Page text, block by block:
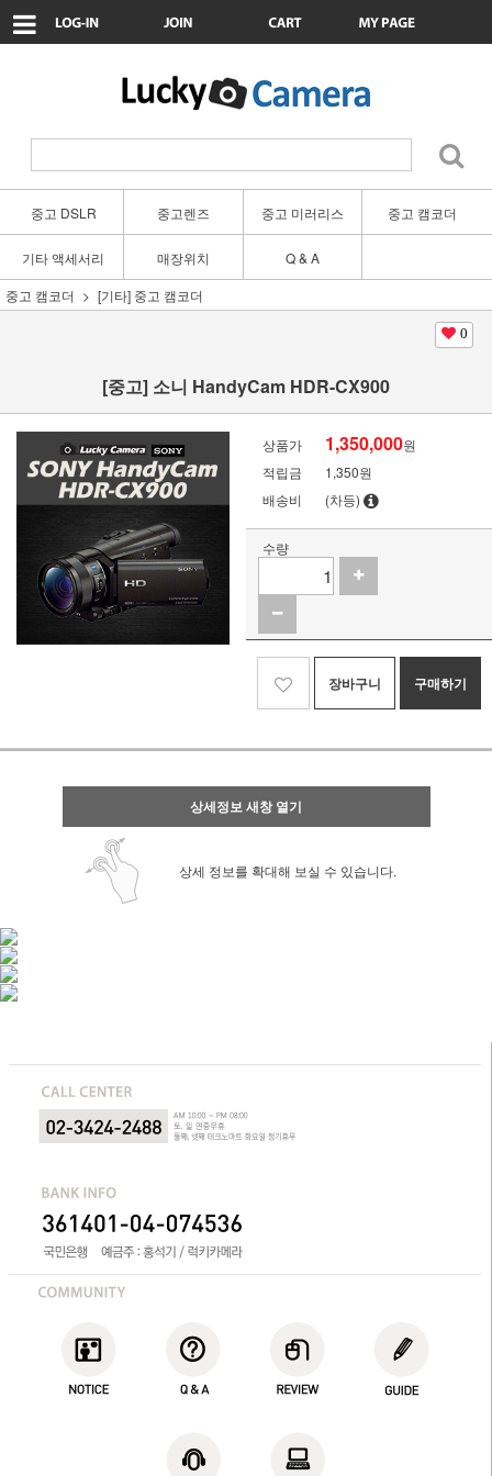
중고 DSLR 중고렌즈 중고 미러리스 중고 캠코더
기타 액세서리 매장위치
Q & A
중고 캠코더
[기타] 중고 캠코더
0
[중고] 소니 HandyCam HDR-CX900
상품가 1,350,000원
적립금
1,350원
배송비
(차등)
수량
장바구니 구매하기
상세정보 새창 열기
상세 정보를 확대해 보실 수 있습니다.